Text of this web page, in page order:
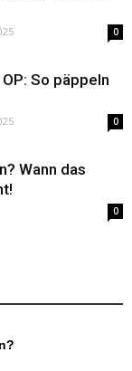
0
So päppeln
0
Wann das
0